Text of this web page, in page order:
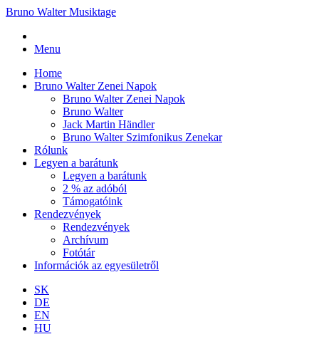
Bruno Walter Musiktage
Menu
Home
Bruno Walter Zenei Napok
Bruno Walter Zenei Napok
Bruno Walter
Jack Martin Händler
Bruno Walter Szimfonikus Zenekar
Rólunk
Legyen a barátunk
Legyen a barátunk
2 % az adóból
Támogatóink
Rendezvények
Rendezvények
Archívum
Fotótár
Információk az egyesületről
SK
DE
EN
HU